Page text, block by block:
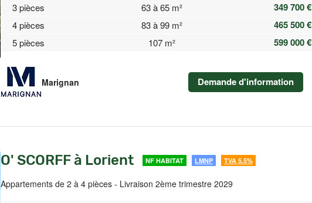
3 pièces 63 à 65 m² 349 700 €
4 pièces 83 à 99 m² 465 500 €
5 pièces 107 m² 599 000 €
Marignan Demande d'information
O' SCORFF à Lorient NF HABITAT LMNP TVA 5.5%
Appartements de 2 à 4 pièces - Livraison 2ème trimestre 2029